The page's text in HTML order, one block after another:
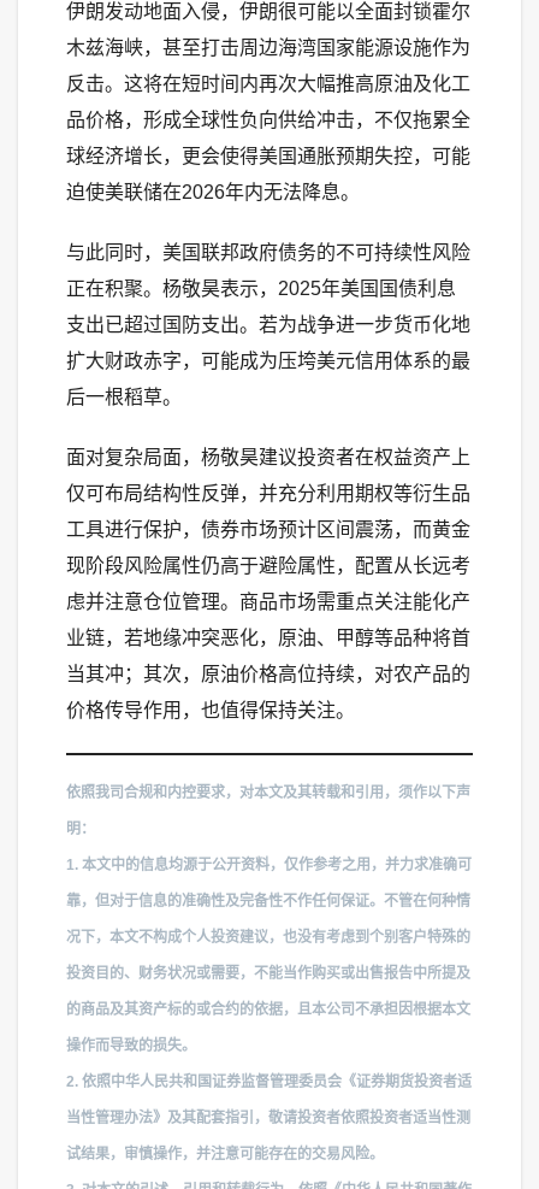
伊朗发动地面入侵，伊朗很可能以全面封锁霍尔
木兹海峡，甚至打击周边海湾国家能源设施作为
反击。这将在短时间内再次大幅推高原油及化工
品价格，形成全球性负向供给冲击，不仅拖累全
球经济增长，更会使得美国通胀预期失控，可能
迫使美联储在2026年内无法降息。
与此同时，美国联邦政府债务的不可持续性风险
正在积聚。杨敬昊表示，2025年美国国债利息
支出已超过国防支出。若为战争进一步货币化地
扩大财政赤字，可能成为压垮美元信用体系的最
后一根稻草。
面对复杂局面，杨敬昊建议投资者在权益资产上
仅可布局结构性反弹，并充分利用期权等衍生品
工具进行保护，债券市场预计区间震荡，而黄金
现阶段风险属性仍高于避险属性，配置从长远考
虑并注意仓位管理。商品市场需重点关注能化产
业链，若地缘冲突恶化，原油、甲醇等品种将首
当其冲；其次，原油价格高位持续，对农产品的
价格传导作用，也值得保持关注。
依照我司合规和内控要求，对本文及其转载和引用，须作以下声
明：
1. 本文中的信息均源于公开资料，仅作参考之用，并力求准确可
靠，但对于信息的准确性及完备性不作任何保证。不管在何种情
况下，本文不构成个人投资建议，也没有考虑到个别客户特殊的
投资目的、财务状况或需要，不能当作购买或出售报告中所提及
的商品及其资产标的或合约的依据，且本公司不承担因根据本文
操作而导致的损失。
2. 依照中华人民共和国证券监督管理委员会《证券期货投资者适
当性管理办法》及其配套指引，敬请投资者依照投资者适当性测
试结果，审慎操作，并注意可能存在的交易风险。